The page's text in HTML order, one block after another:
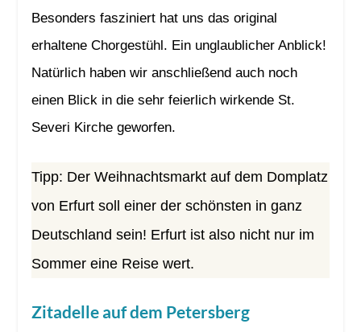
Besonders fasziniert hat uns das original
erhaltene Chorgestühl. Ein unglaublicher Anblick!
Natürlich haben wir anschließend auch noch
einen Blick in die sehr feierlich wirkende St.
Severi Kirche geworfen.
Tipp: Der Weihnachtsmarkt auf dem Domplatz
von Erfurt soll einer der schönsten in ganz
Deutschland sein! Erfurt ist also nicht nur im
Sommer eine Reise wert.
Zitadelle auf dem Petersberg